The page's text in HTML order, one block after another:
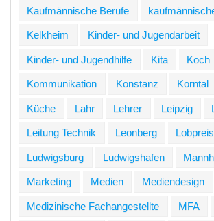
Kaufmännische Berufe
Kelkheim Kinder- und Jugendarbeit
Kinder- und Jugendhilfe Kita Koch
Kommunikation Konstanz Korntal
Küche Lahr Lehrer Leipzig
Leitung Technik Leonberg Lobpreis
Ludwigsburg Ludwigshafen
Marketing Medien Mediendesign
Medizinische Fachangestellte MFA